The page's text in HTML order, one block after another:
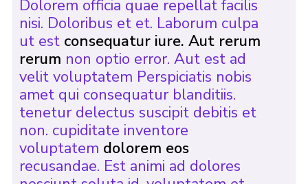
Dolorem officia quae repellat facilis
nisi. Doloribus et et. Laborum culpa
ut est consequatur iure. Aut rerum
rerum non optio error. Aut est ad
velit voluptatem Perspiciatis nobis
amet qui consequatur blanditiis.
tenetur delectus suscipit debitis et
non. cupiditate inventore
voluptatem dolorem eos
recusandae. Est animi ad dolores